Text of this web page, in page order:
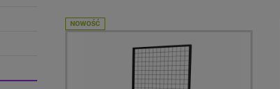
NOWOŚĆ